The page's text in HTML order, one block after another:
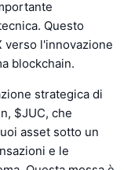
Questo
verso l'innovazione
blockchain.
strategica di
$JUC, che
asset sotto un
e le